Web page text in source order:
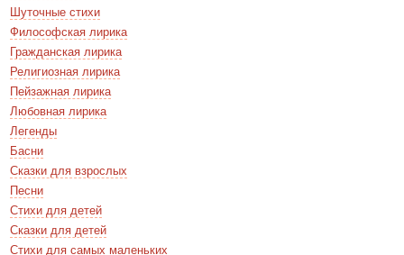
Шуточные стихи
Философская лирика
Гражданская лирика
Религиозная лирика
Пейзажная лирика
Любовная лирика
Легенды
Басни
Сказки для взрослых
Песни
Стихи для детей
Сказки для детей
Стихи для самых маленьких